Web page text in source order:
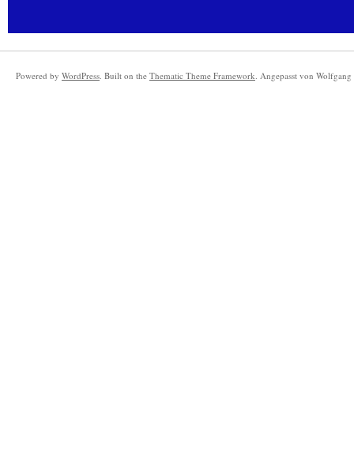
Powered by WordPress. Built on the Thematic Theme Framework. Angepasst von